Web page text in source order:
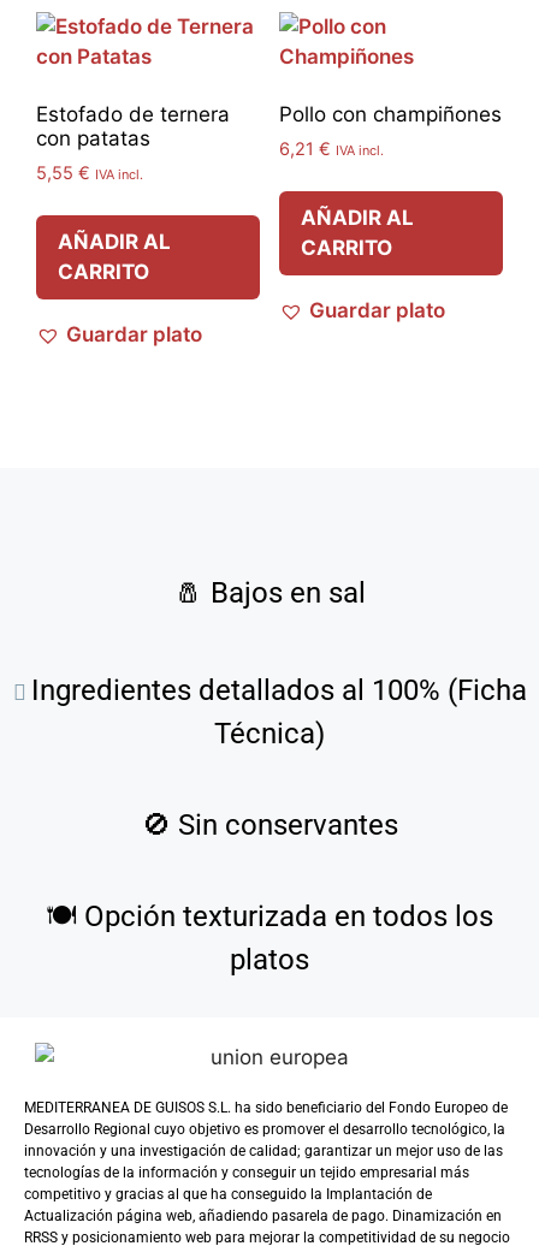
Estofado de ternera
con patatas
5,55 € IVA incl.
AÑADIR AL
CARRITO
Guardar plato
Pollo con champiñones
6,21 € IVA incl.
AÑADIR AL
CARRITO
Guardar plato
🧂 Bajos en sal
Ingredientes detallados al 100% (Ficha
Técnica)
🚫 Sin conservantes
🍽️ Opción texturizada en todos los
platos
MEDITERRANEA DE GUISOS S.L. ha sido beneficiario del Fondo Europeo de
Desarrollo Regional cuyo objetivo es promover el desarrollo tecnológico, la
innovación y una investigación de calidad; garantizar un mejor uso de las
tecnologías de la información y conseguir un tejido empresarial más
competitivo y gracias al que ha conseguido la Implantación de
Actualización página web, añadiendo pasarela de pago. Dinamización en
RRSS y posicionamiento web para mejorar la competitividad de su negocio